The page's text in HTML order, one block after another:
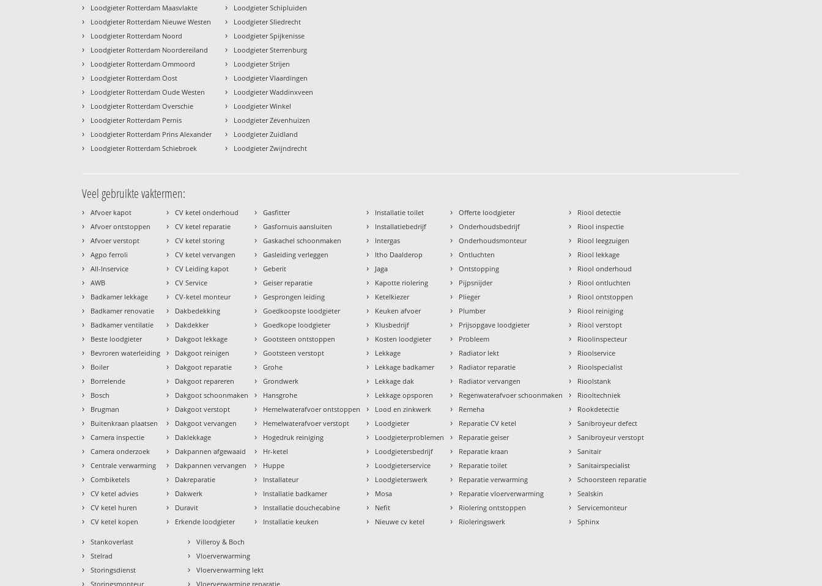
› Loodgieter Rotterdam Maasvlakte
› Loodgieter Rotterdam Nieuwe Westen
› Loodgieter Rotterdam Noord
› Loodgieter Rotterdam Noordereiland
› Loodgieter Rotterdam Ommoord
› Loodgieter Rotterdam Oost
› Loodgieter Rotterdam Oude Westen
› Loodgieter Rotterdam Overschie
› Loodgieter Rotterdam Pernis
› Loodgieter Rotterdam Prins Alexander
› Loodgieter Rotterdam Schiebroek
› Loodgieter Schipluiden
› Loodgieter Sliedrecht
› Loodgieter Spijkenisse
› Loodgieter Sterrenburg
› Loodgieter Strijen
› Loodgieter Vlaardingen
› Loodgieter Waddinxveen
› Loodgieter Winkel
› Loodgieter Zevenhuizen
› Loodgieter Zuidland
› Loodgieter Zwijndrecht
Veel gebruikte vaktermen:
› Afvoer kapot
› Afvoer ontstoppen
› Afvoer verstopt
› Agpo ferroli
› All-Inservice
› AWB
› Badkamer lekkage
› Badkamer renovatie
› Badkamer ventilatie
› Beste loodgieter
› Bevroren waterleiding
› Boiler
› Borrelende
› Bosch
› Brugman
› Buitenkraan plaatsen
› Camera inspectie
› Camera onderzoek
› Centrale verwarming
› Combiketels
› CV ketel advies
› CV ketel huren
› CV ketel kopen
› CV ketel onderhoud
› CV ketel reparatie
› CV ketel storing
› CV ketel vervangen
› CV Leiding kapot
› CV Service
› CV-ketel monteur
› Dakbedekking
› Dakdekker
› Dakgoot lekkage
› Dakgoot reinigen
› Dakgoot reparatie
› Dakgoot repareren
› Dakgoot schoonmaken
› Dakgoot verstopt
› Dakgoot vervangen
› Daklekkage
› Dakpannen afgewaaid
› Dakpannen vervangen
› Dakreparatie
› Dakwerk
› Duravit
› Erkende loodgieter
› Gasfitter
› Gasfornuis aansluiten
› Gaskachel schoonmaken
› Gasleiding verleggen
› Geberit
› Geiser reparatie
› Gesprongen leiding
› Goedkoopste loodgieter
› Goedkope loodgieter
› Gootsteen ontstoppen
› Gootsteen verstopt
› Grohe
› Grondwerk
› Hansgrohe
› Hemelwaterafvoer ontstoppen
› Hemelwaterafvoer verstopt
› Hogedruk reiniging
› Hr-ketel
› Huppe
› Installateur
› Installatie badkamer
› Installatie douchecabine
› Installatie keuken
› Installatie toilet
› Installatiebedrijf
› Intergas
› Itho Daalderop
› Jaga
› Kapotte riolering
› Ketelkiezer
› Keuken afvoer
› Klusbedrijf
› Kosten loodgieter
› Lekkage
› Lekkage badkamer
› Lekkage dak
› Lekkage opsporen
› Lood en zinkwerk
› Loodgieter
› Loodgieterproblemen
› Loodgietersbedrijf
› Loodgieterservice
› Loodgieterswerk
› Mosa
› Nefit
› Nieuwe cv ketel
› Offerte loodgieter
› Onderhoudsbedrijf
› Onderhoudsmonteur
› Ontluchten
› Ontstopping
› Pijpsnijder
› Plieger
› Plumber
› Prijsopgave loodgieter
› Probleem
› Radiator lekt
› Radiator reparatie
› Radiator vervangen
› Regenwaterafvoer schoonmaken
› Remeha
› Reparatie CV ketel
› Reparatie geiser
› Reparatie kraan
› Reparatie toilet
› Reparatie verwarming
› Reparatie vloerverwarming
› Riolering ontstoppen
› Rioleringswerk
› Riool detectie
› Riool inspectie
› Riool leegzuigen
› Riool lekkage
› Riool onderhoud
› Riool ontluchten
› Riool ontstoppen
› Riool reiniging
› Riool verstopt
› Rioolinspecteur
› Rioolservice
› Rioolspecialist
› Rioolstank
› Riooltechniek
› Rookdetectie
› Sanibroyeur defect
› Sanibroyeur verstopt
› Sanitair
› Sanitairspecialist
› Schoorsteen reparatie
› Sealskin
› Servicemonteur
› Sphinx
› Stankoverlast
› Stelrad
› Storingsdienst
› Storingsmonteur
› Villeroy & Boch
› Vloerverwarming
› Vloerverwarming lekt
› Vloerverwarming reparatie